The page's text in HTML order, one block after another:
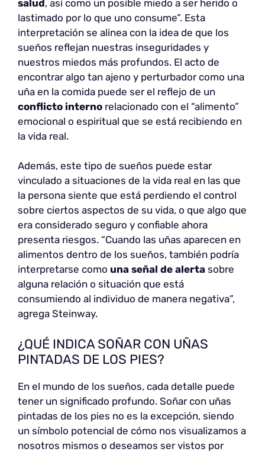
salud , así como un posible miedo a ser herido o
lastimado por lo que uno consume”. Esta
interpretación se alinea con la idea de que los
sueños reflejan nuestras inseguridades y
nuestros miedos más profundos. El acto de
encontrar algo tan ajeno y perturbador como una
uña en la comida puede ser el reflejo de un
conflicto interno relacionado con el “alimento”
emocional o espiritual que se está recibiendo en
la vida real.
Además, este tipo de sueños puede estar
vinculado a situaciones de la vida real en las que
la persona siente que está perdiendo el control
sobre ciertos aspectos de su vida, o que algo que
era considerado seguro y confiable ahora
presenta riesgos. “Cuando las uñas aparecen en
alimentos dentro de los sueños, también podría
interpretarse como una señal de alerta sobre
alguna relación o situación que está
consumiendo al individuo de manera negativa”,
agrega Steinway.
¿QUÉ INDICA SOÑAR CON UÑAS
PINTADAS DE LOS PIES?
En el mundo de los sueños, cada detalle puede
tener un significado profundo. Soñar con uñas
pintadas de los pies no es la excepción, siendo
un símbolo potencial de cómo nos visualizamos a
nosotros mismos o deseamos ser vistos por